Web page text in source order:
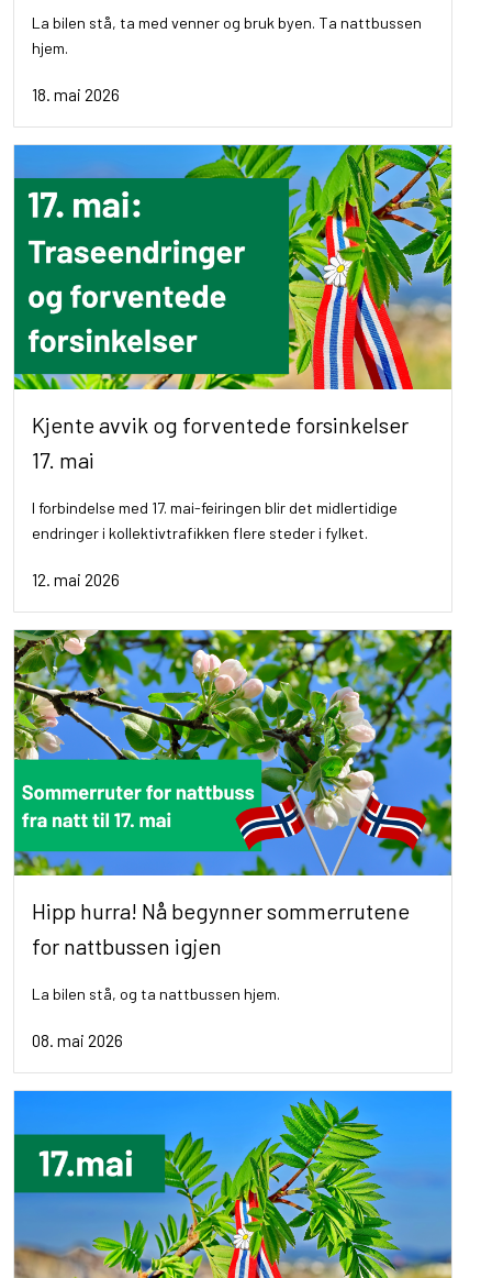
La bilen stå, ta med venner og bruk byen. Ta nattbussen
hjem.
18. mai 2026
Kjente avvik og forventede forsinkelser
17. mai
I forbindelse med 17. mai-feiringen blir det midlertidige
endringer i kollektivtrafikken flere steder i fylket.
12. mai 2026
Hipp hurra! Nå begynner sommerrutene
for nattbussen igjen
La bilen stå, og ta nattbussen hjem.
08. mai 2026